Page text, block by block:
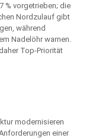
% vorgetrieben; die
Nordzulauf gibt
während
Nadelöhr warnen.
Top-Priorität
modernisieren
einer